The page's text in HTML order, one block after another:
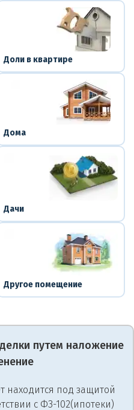
Доли в квартире
Дома
Дачи
Другое помещение
путем наложение
находится под защитой
с ФЗ-102(ипотеки)